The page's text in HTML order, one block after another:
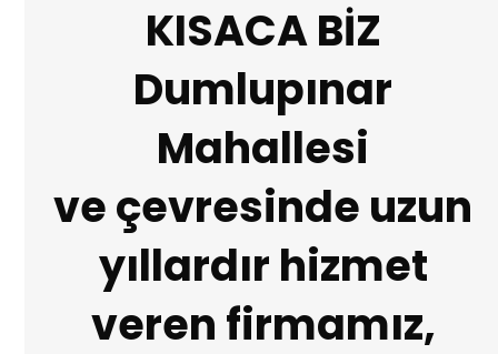
KISACA BİZ
Dumlupınar
Mahallesi
ve çevresinde uzun
yıllardır hizmet
veren firmamız,